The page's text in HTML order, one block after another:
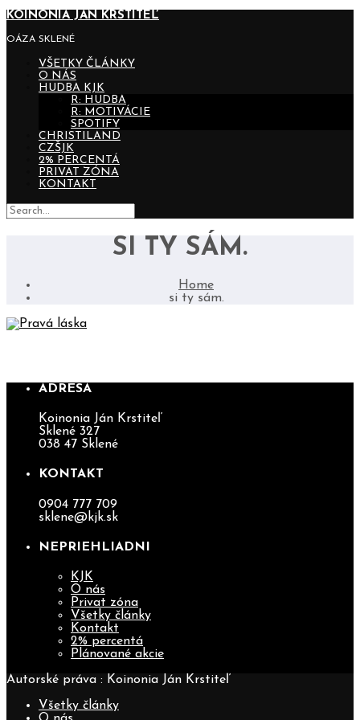
KOINONIA JÁN KRSTITEĽ
OÁZA SKLENÉ
VŠETKY ČLÁNKY
O NÁS
HUDBA KJK
R: HUDBA
R: MOTIVÁCIE
SPOTIFY
CHRISTILAND
CZŠJK
2% PERCENTÁ
PRIVAT ZÓNA
KONTAKT
SI TY SÁM.
Home
si ty sám.
ADRESA
Koinonia Ján Krstiteľ
Sklené 327
038 47 Sklené
KONTAKT
0904 777 709
sklene@kjk.sk
NEPRIEHLIADNI
KJK
O nás
Privat zóna
Všetky články
Kontakt
2% percentá
Plánované akcie
Autorské práva : Koinonia Ján Krstiteľ
Všetky články